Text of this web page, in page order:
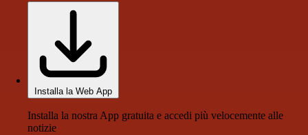
Installa la Web App
Installa la nostra App gratuita e accedi più velocemente alle
notizie